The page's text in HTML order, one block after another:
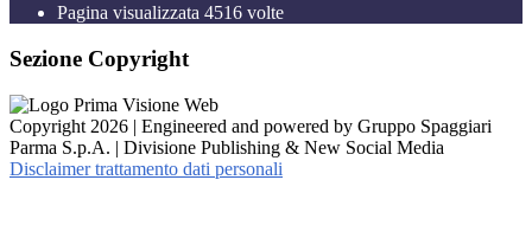
Pagina visualizzata 4516 volte
Sezione Copyright
Copyright 2026 | Engineered and powered by Gruppo Spaggiari
Parma S.p.A. | Divisione Publishing & New Social Media
Disclaimer trattamento dati personali